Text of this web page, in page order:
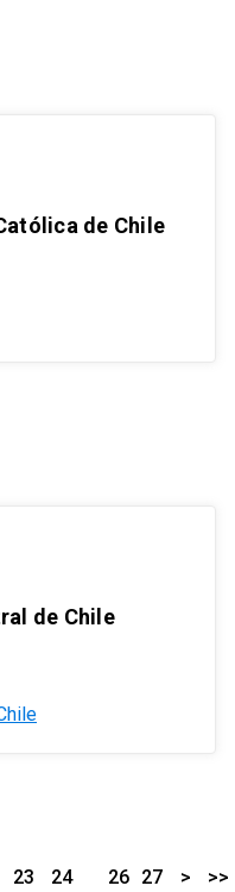
de Chile
de Chile
23
24
26 27 > >>